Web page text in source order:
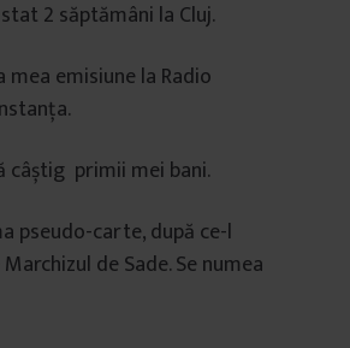
2 săptămâni la Cluj.
mea emisiune la Radio
câștig primii mei bani.
pseudo-carte, după ce-l
de Sade. Se numea